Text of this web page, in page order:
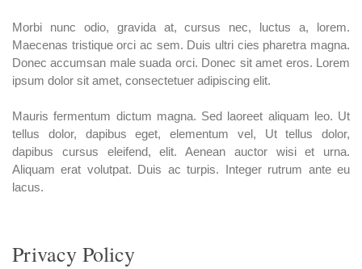
Morbi nunc odio, gravida at, cursus nec, luctus a, lorem.
Maecenas tristique orci ac sem. Duis ultri cies pharetra magna.
Donec accumsan male suada orci. Donec sit amet eros. Lorem
ipsum dolor sit amet, consectetuer adipiscing elit.
Mauris fermentum dictum magna. Sed laoreet aliquam leo. Ut
tellus dolor, dapibus eget, elementum vel, Ut tellus dolor,
dapibus cursus eleifend, elit. Aenean auctor wisi et urna.
Aliquam erat volutpat. Duis ac turpis. Integer rutrum ante eu
lacus.
Privacy Policy